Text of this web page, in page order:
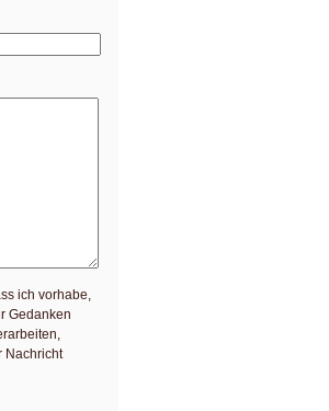
ich vorhabe,
Gedanken
Nachricht